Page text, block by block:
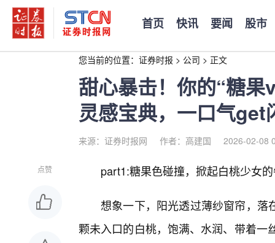
首页 快讯 要闻 股市
您当前的位置： 证券时报 > 公司 > 正文
甜心暴击！你的“糖
灵感宝典，一口气get
来源：证券时报网 作者：高建国 2026-02-08
点赞 part1:糖果色碰撞，掀起白桃少女
想象一下，阳光透过薄纱窗帘，落
颗未入口的白桃，饱满、水润、带着一